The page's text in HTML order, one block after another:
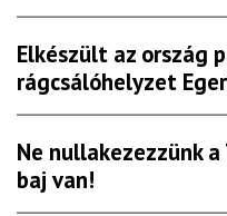
Elkészült az ország
rágcsálóhelyzet
Ne nullakezezzünk
baj van!